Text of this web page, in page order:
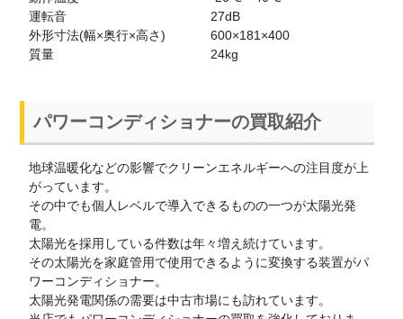
運転音
27dB
外形寸法(幅×奥行×高さ)
600×181×400
質量
24kg
パワーコンディショナーの買取紹介
地球温暖化などの影響でクリーンエネルギーへの注目度が上
がっています。
その中でも個人レベルで導入できるものの一つが太陽光発
電。
太陽光を採用している件数は年々増え続けています。
その太陽光を家庭管用で使用できるように変換する装置がパ
ワーコンディショナー。
太陽光発電関係の需要は中古市場にも訪れています。